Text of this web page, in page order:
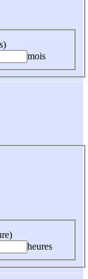
mois
heures